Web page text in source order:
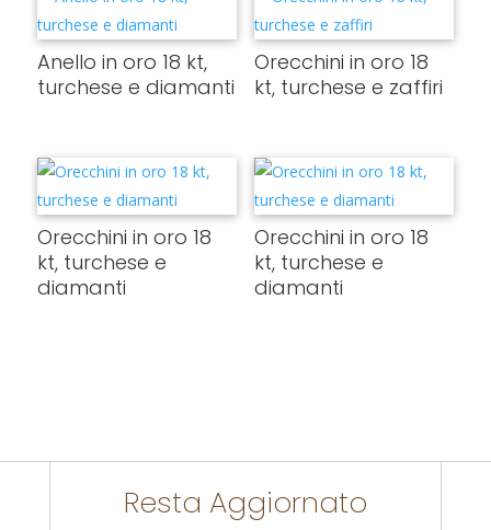
Anello in oro 18 kt,
turchese e diamanti
Orecchini in oro 18
kt, turchese e zaffiri
Orecchini in oro 18
kt, turchese e
diamanti
Orecchini in oro 18
kt, turchese e
diamanti
Resta Aggiornato